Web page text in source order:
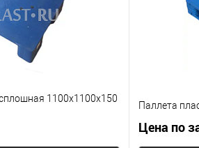
Опорные
1100х1100х150
Паллета
Цена по